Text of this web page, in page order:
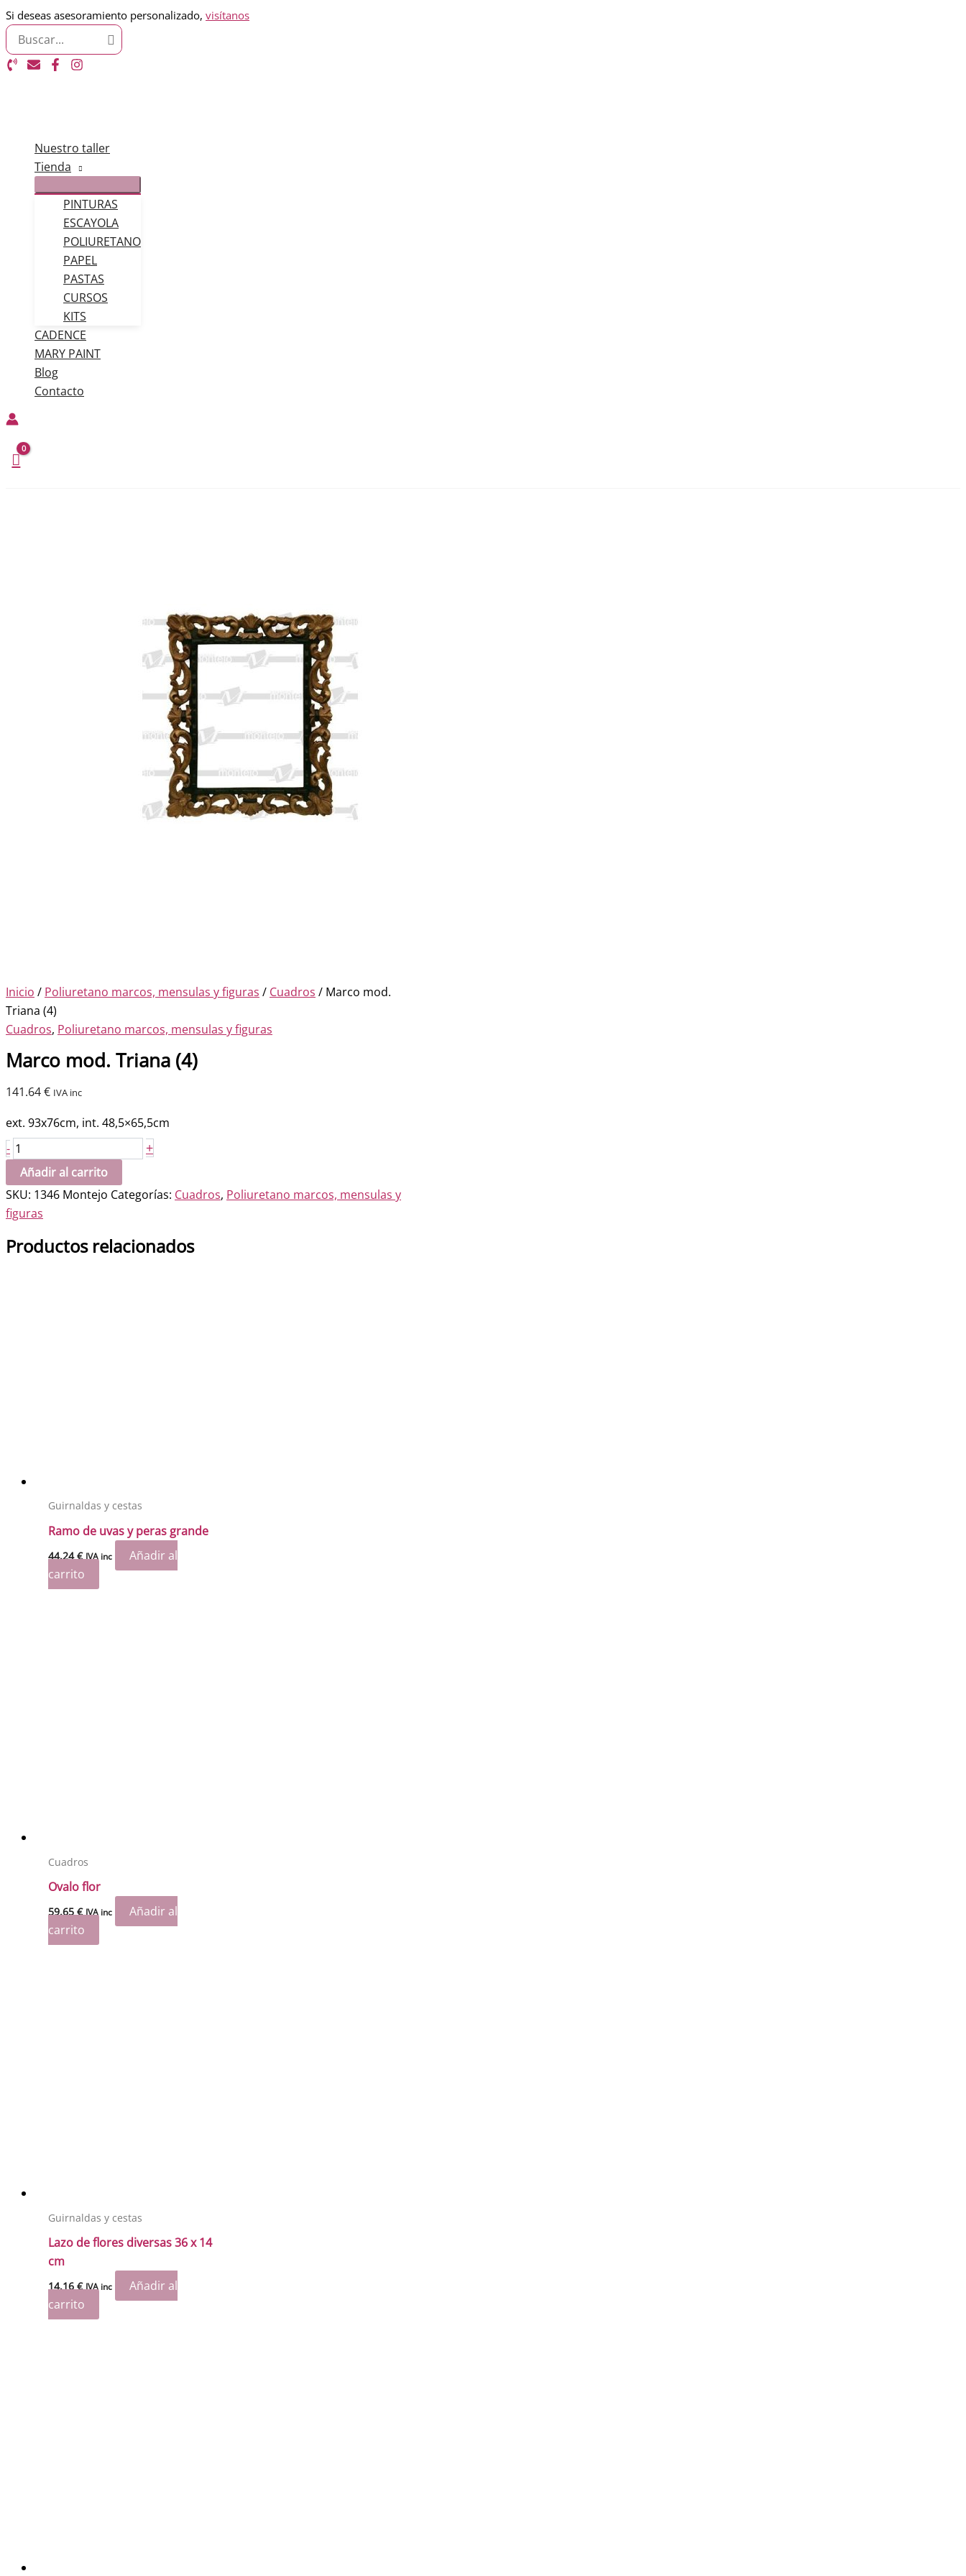
Ir
al
contenido
Si deseas asesoramiento personalizado, visítanos
Search
for:
Nuestro taller
Tienda
PINTURAS
ESCAYOLA
POLIURETANO
PAPEL
PASTAS
CURSOS
KITS
CADENCE
MARY PAINT
Blog
Contacto
Inicio / Poliuretano marcos, mensulas y figuras / Cuadros / Marco mod.
Triana (4)
Cuadros, Poliuretano marcos, mensulas y figuras
Marco mod. Triana (4)
141.64€ IVA inc
ext. 93x76cm, int. 48,5×65,5cm
- Marco
mod.
Triana
(4)
cantidad
+
Añadir al carrito
SKU: 1346 Montejo Categorías: Cuadros, Poliuretano marcos, mensulas y
figuras
Productos relacionados
Guirnaldas y cestas
Ramo de uvas y peras grande
44.24€ IVA inc
Añadir al
carrito
Cuadros
Ovalo flor
59.65€ IVA inc
Añadir al
carrito
Guirnaldas y cestas
Lazo de flores diversas 36 x 14
cm
14.16€ IVA inc
Añadir al
carrito